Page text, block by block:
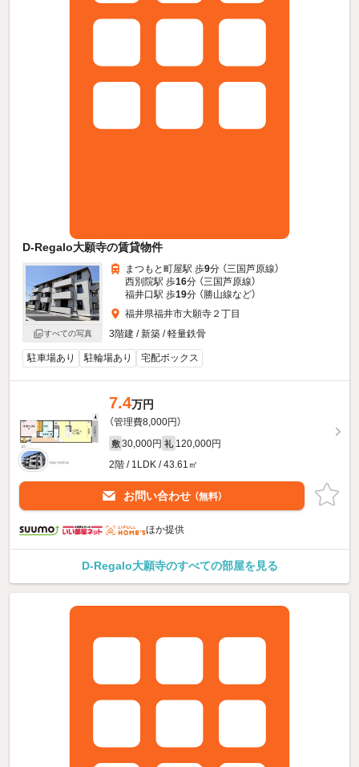
D-Regalo大願寺の賃貸物件
すべての写真
まつもと町屋駅 歩9分 （三国芦原線）
西別院駅 歩16分 （三国芦原線）
福井口駅 歩19分 （勝山線など）
福井県福井市大願寺２丁目
3階建 / 新築 / 軽量鉄骨
駐車場あり 駐輪場あり 宅配ボックス
7.4万円
（管理費8,000円）
敷 30,000円 礼 120,000円
2階 / 1LDK / 43.61㎡
お問い合わせ （無料）
ほか提供
D-Regalo大願寺のすべての部屋を見る